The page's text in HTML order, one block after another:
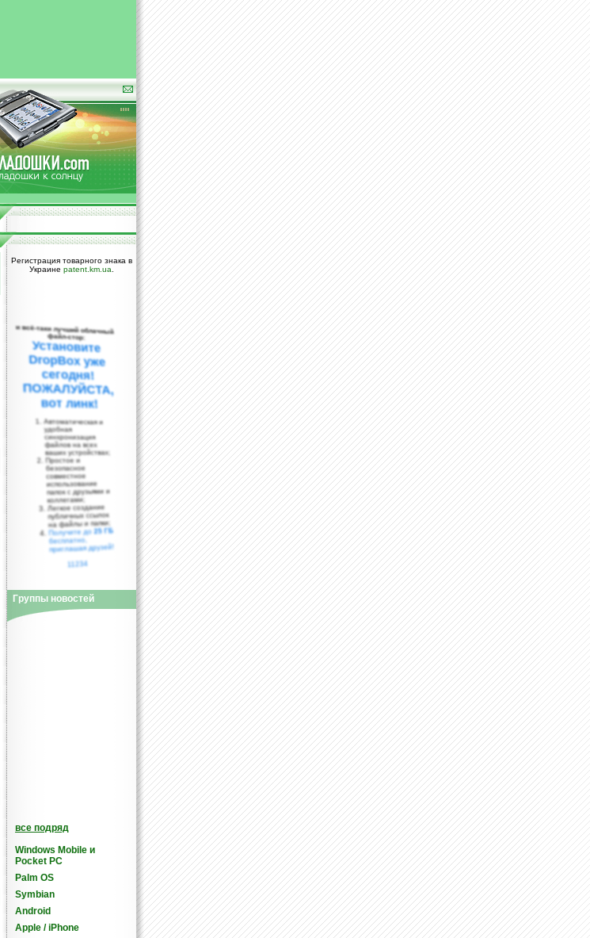
Регистрация товарного знака в
Украине patent.km.ua
и всё-таки лучший облачный
файл-стор:
Установите
DropBox уже
сегодня!
ПОЖАЛУЙСТА,
вот линк!
Автоматическая и
удобная
синхронизация
файлов на всех
ваших устройствах;
Простое и
безопасное
совместное
использование
папок с друзьями и
коллегами;
Легкое создание
публичных ссылок
на файлы и папки;
Получите до25 ГБ
бесплатно,
приглашая друзей!
11234
Группы новостей
все подряд
Windows Mobile и
Pocket PC
Palm OS
Symbian
Android
Apple / iPhone